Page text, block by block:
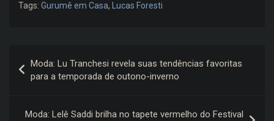
Tags: Gurumê em Casa, Lucas Foresti
de
Moda: Lu Tranchesi revela suas tendências favoritas
para a temporada de outono-inverno
Moda: Lelê Saddi brilha no tapete vermelho do Festival